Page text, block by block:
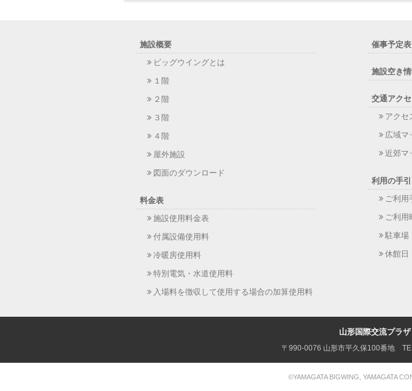
施設概要
ビッグウイングとは
１階
２階
３階
４階
屋外施設
図面のダウンロード
料金表
施設使用料金表
付属設備使用料
冷暖房使用料
特別電気・水道使用料
入場料を徴収して使用する場合の加算使用料
催事予定表
施設空き
交通アク
アクセ
広域マ
近郊マ
利用の手引
ご利用
ご利用
駐車場
休館日
山形国際交流プラ
〒990-0076 山形市平久保100番地
©YAMAGATA BIGWING, YAMAGATA